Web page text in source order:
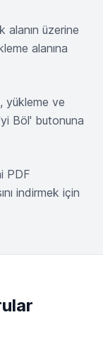
alanın üzerine
alanına
yükleme ve
Böl' butonuna
PDF
indirmek için